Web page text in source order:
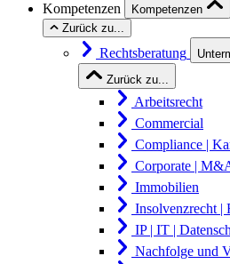
Kompetenzen
Kompetenzen
Zurück zu...
Rechtsberatung
Zurück zu...
Arbeitsrecht
Commercial
Compliance |
Corporate |
Immobilien
Insolvenzrecht |
IP | IT |
Nachfolge und